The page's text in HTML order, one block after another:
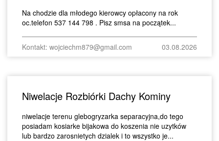
Na chodzie dla młodego kierowcy opłacony na rok
oc.telefon 537 144 798 . Pisz smsa na początek...
Kontakt: wojciechm879@gmail.com 03.08.2026
Niwelacje Rozbiórki Dachy Kominy
niwelacje terenu glebogryzarka separacyjna,do tego
posiadam kosiarke bijakowa do koszenia nie uzytków
lub bardzo zarosnietych dzialek i to wszystko je...